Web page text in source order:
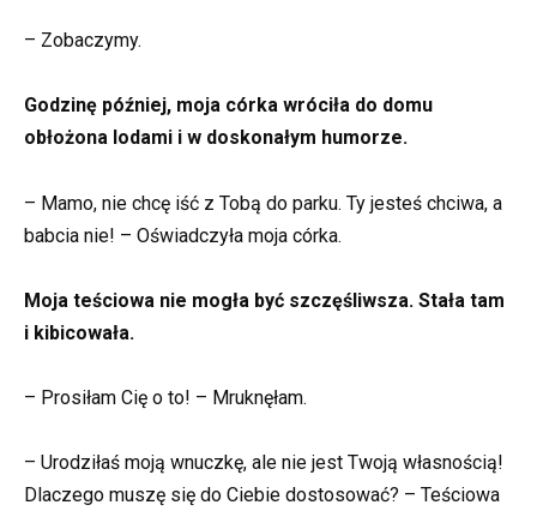
– Zobaczymy.
Godzinę później, moja córka wróciła do domu
obłożona lodami i w doskonałym humorze.
– Mamo, nie chcę iść z Tobą do parku. Ty jesteś chciwa, a
babcia nie! – Oświadczyła moja córka.
Moja teściowa nie mogła być szczęśliwsza. Stała tam
i kibicowała.
– Prosiłam Cię o to! – Mruknęłam.
– Urodziłaś moją wnuczkę, ale nie jest Twoją własnością!
Dlaczego muszę się do Ciebie dostosować? – Teściowa